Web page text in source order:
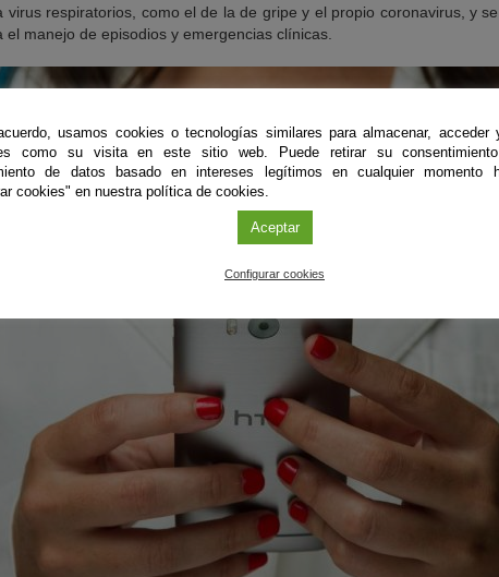
virus respiratorios, como el de la de gripe y el propio coronavirus, y
manejo de episodios y emergencias clínicas.
usamos cookies o tecnologías similares para almacenar, acceder
como su visita en este sitio web. Puede retirar su
de datos basado en intereses legítimos en cualquier momento
cookies" en nuestra política de cookies.
Aceptar
Configurar cookies